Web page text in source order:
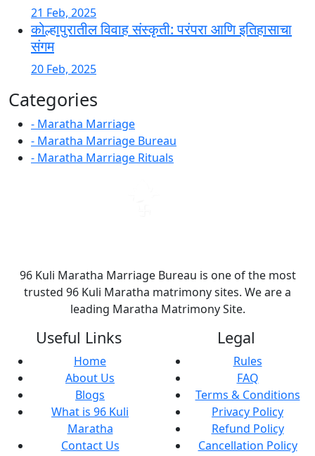
21 Feb, 2025
कोल्हापुरातील विवाह संस्कृती: परंपरा आणि इतिहासाचा
संगम
20 Feb, 2025
Categories
- Maratha Marriage
- Maratha Marriage Bureau
- Maratha Marriage Rituals
96 Kuli Maratha Marriage Bureau is one of the most
trusted 96 Kuli Maratha matrimony sites. We are a
leading Maratha Matrimony Site.
Useful Links
Home
About Us
Blogs
What is 96 Kuli
Maratha
Contact Us
Legal
Rules
FAQ
Terms & Conditions
Privacy Policy
Refund Policy
Cancellation Policy